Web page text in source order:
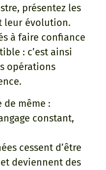
présentez les
leur évolution.
à faire confiance
: c’est ainsi
opérations
même :
constant,
cessent d’être
deviennent des